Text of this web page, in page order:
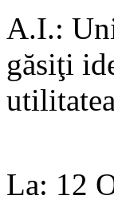
A.I.:
găsiţi
La: 12